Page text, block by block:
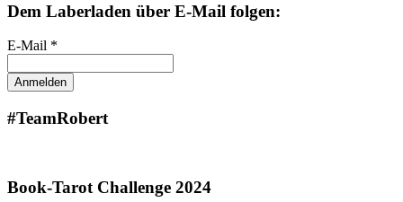
Dem Laberladen über E-Mail folgen:
E-Mail *
#TeamRobert
Book-Tarot Challenge 2024